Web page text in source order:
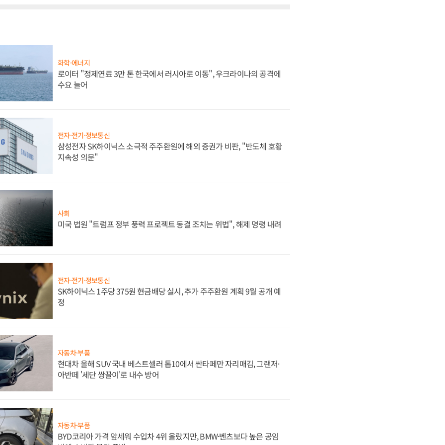
화학·에너지
로이터 "정제연료 3만 톤 한국에서 러시아로 이동", 우크라이나의 공격에
수요 늘어
전자·전기·정보통신
삼성전자 SK하이닉스 소극적 주주환원에 해외 증권가 비판, "반도체 호황
지속성 의문"
사회
미국 법원 "트럼프 정부 풍력 프로젝트 동결 조치는 위법", 해제 명령 내려
전자·전기·정보통신
SK하이닉스 1주당 375원 현금배당 실시, 추가 주주환원 계획 9월 공개 예
정
자동차·부품
현대차 올해 SUV 국내 베스트셀러 톱10에서 싼타페만 자리매김, 그랜저·
아반떼 '세단 쌍끌이'로 내수 방어
자동차·부품
BYD코리아 가격 앞세워 수입차 4위 올랐지만, BMW·벤츠보다 높은 공임